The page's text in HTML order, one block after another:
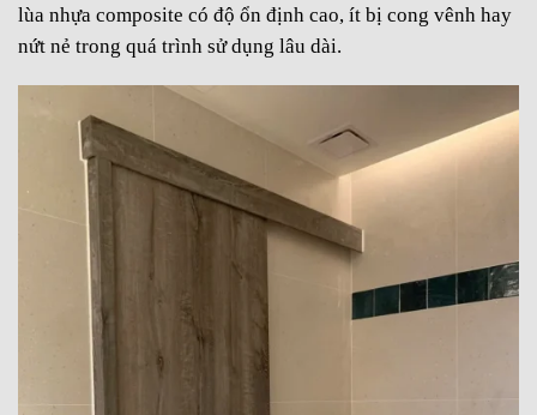
lùa nhựa composite có độ ổn định cao, ít bị cong vênh hay
nứt nẻ trong quá trình sử dụng lâu dài.